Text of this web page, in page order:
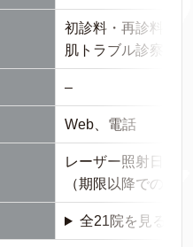
初診料・再診料、
肌トラブル診察料
–
Web、電話
レーザー照射日か
（期限以降でのキ
全21院を見る >>